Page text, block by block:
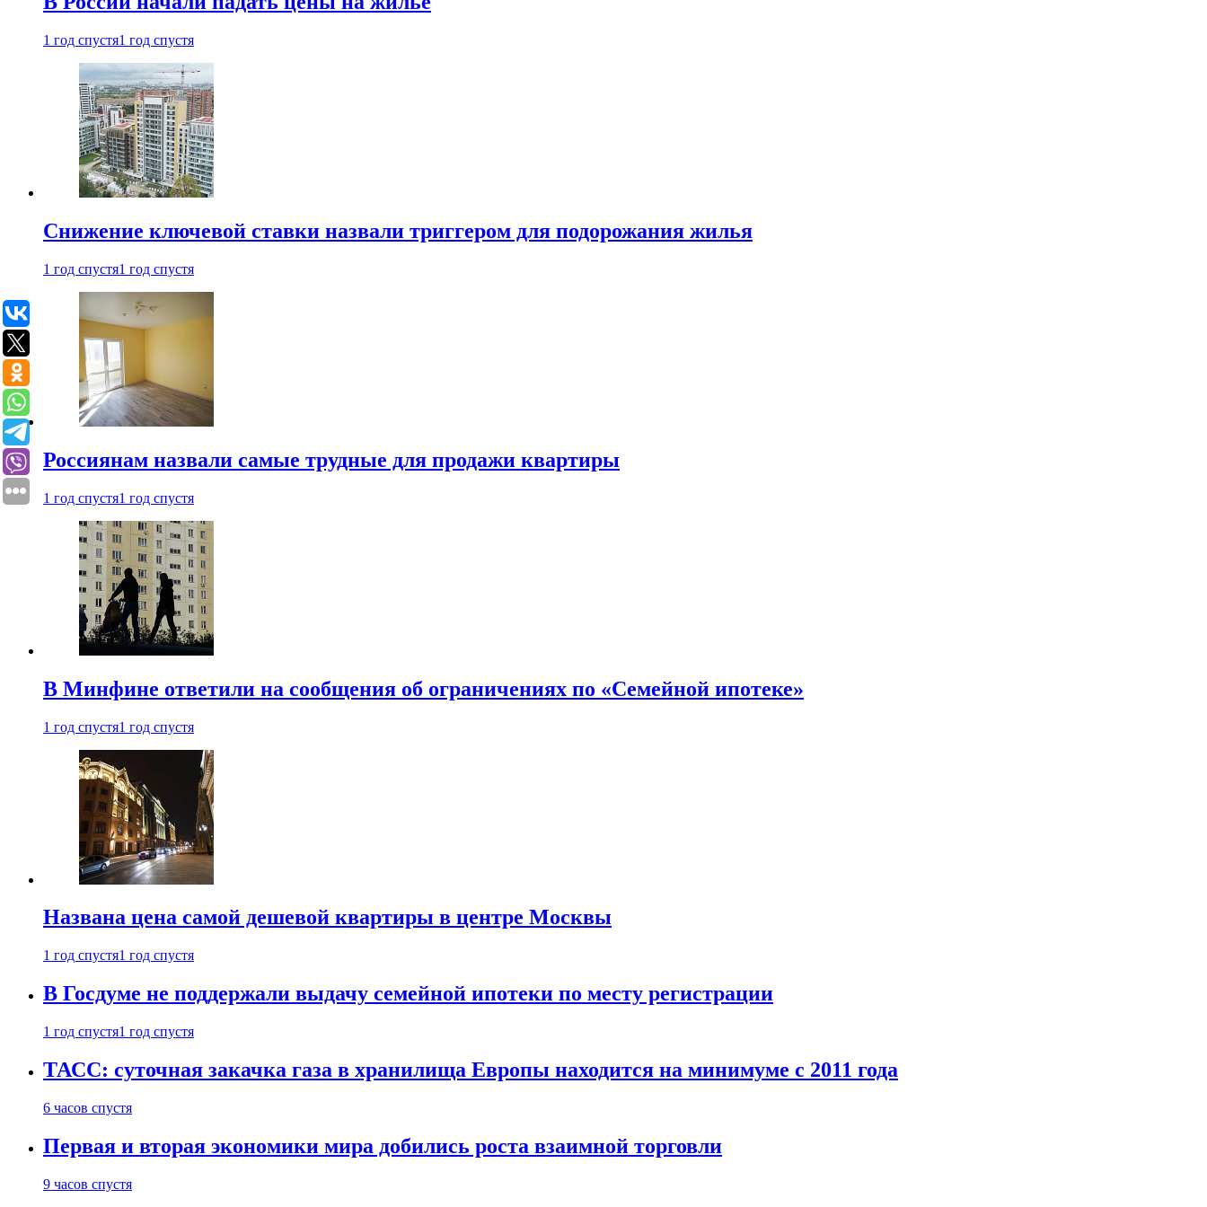
1 год спустя1 год спустя
Снижение ключевой ставки назвали триггером для подорожания жилья
1 год спустя1 год спустя
Россиянам назвали самые трудные для продажи квартиры
1 год спустя1 год спустя
В Минфине ответили на сообщения об ограничениях по «Семейной ипотеке»
1 год спустя1 год спустя
Названа цена самой дешевой квартиры в центре Москвы
1 год спустя1 год спустя
В Госдуме не поддержали выдачу семейной ипотеки по месту регистрации
1 год спустя1 год спустя
ТАСС: суточная закачка газа в хранилища Европы находится на минимуме с 2011 года
6 часов спустя
Первая и вторая экономики мира добились роста взаимной торговли
9 часов спустя